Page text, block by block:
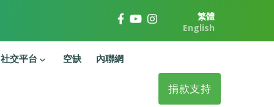
繁體
English
社交平台 空缺 內聯網
捐款支持